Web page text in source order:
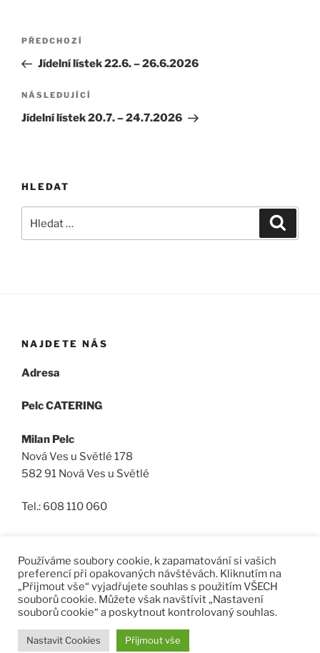
Navigace
příspěvek
Předchozí
příspěvek
PŘEDCHOZÍ
Jídelní lístek 22.6. – 26.6.2026
Následující
příspěvek
NÁSLEDUJÍCÍ
Jídelní lístek 20.7. – 24.7.2026
HLEDAT
NAJDETE NÁS
Adresa
Pelc CATERING
Milan Pelc
Nová Ves u Světlé 178
582 91 Nová Ves u Světlé
Tel.: 608 110 060
FacebookMachista
2018
Email
Používáme WordPress (v češtině).
Používáme soubory cookie, k zapamatování si vašich
preferencí při opakovaných návštěvách. Kliknutím na
„Přijmout vše“ vyjadřujete souhlas s použitím VŠECH
souborů cookie. Můžete však navštívit „Nastavení
souborů cookie“ a poskytnout kontrolovaný souhlas.
Nastavit Cookies Přijmout vše